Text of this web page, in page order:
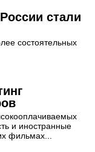
стали
состоятельных
и иностранные
фильмах...